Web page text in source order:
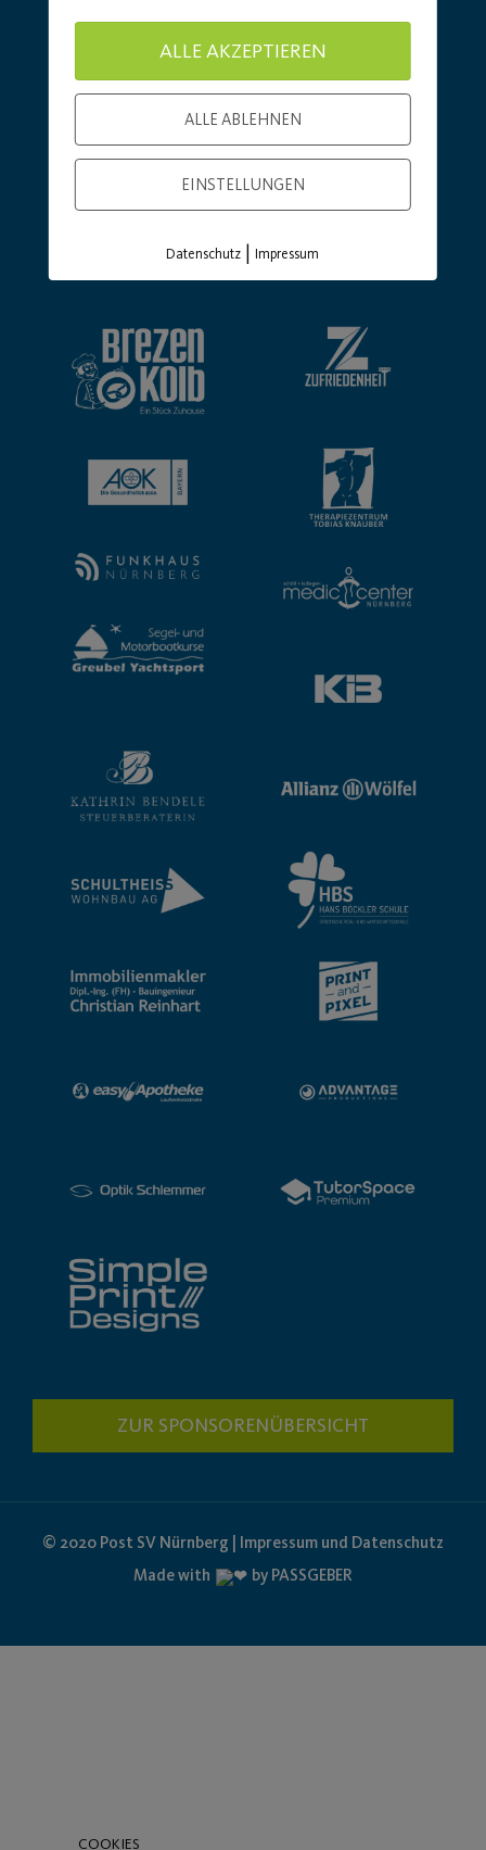
Basic Partner:
ZUR SPONSORENÜBERSICHT
© 2020 Post SV Nürnberg | Impressum und Datenschutz
Made with
by PASSGEBER
COOKIES
ALLE AKZEPTIEREN
ALLE ABLEHNEN
EINSTELLUNGEN
Datenschutz |Impressum